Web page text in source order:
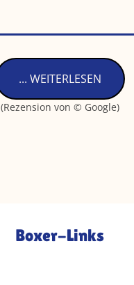
... WEITERLESEN
(Rezension von © Google)
Boxer-Links